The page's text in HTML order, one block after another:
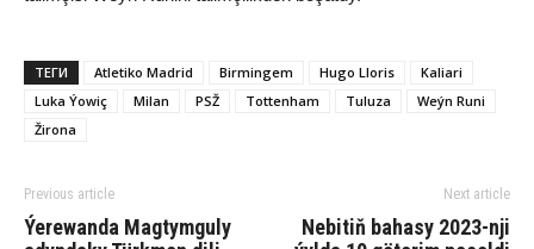
ТЕГИ Atletiko Madrid Birmingem Hugo Lloris
Kaliari
Luka Ýowiç
Milan PSŽ Tottenham Tuluza
Weýn Runi
Žirona
Previous article
Ýerewanda Magtymguly
Next article
Nebitiň bahasy 2023-nji